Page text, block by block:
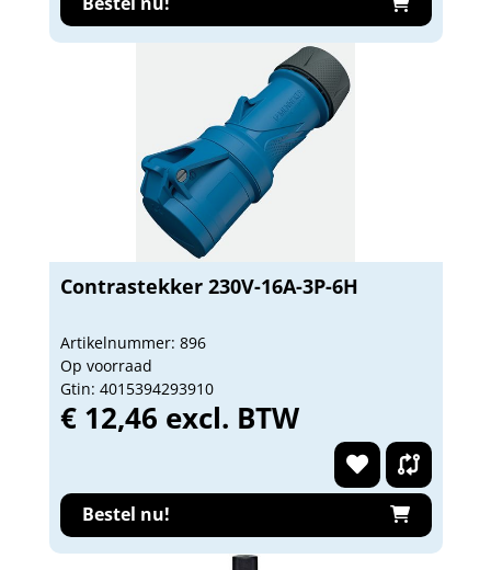
Contrastekker 230V-16A-3P-6H
Artikelnummer: 896
Op voorraad
Gtin: 4015394293910
€ 12,46 excl. BTW
Bestel nu!